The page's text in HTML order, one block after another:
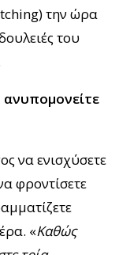
την ώρα
του
να ενισχύσετε
φροντίσετε
«Καθώς